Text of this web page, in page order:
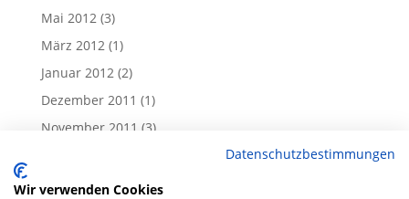
Mai 2012(3)
März 2012(1)
Januar 2012(2)
Dezember 2011 (1)
November 2011 (3)
September 2011(1)
Datenschutzbestimmungen
Wir verwenden Cookies